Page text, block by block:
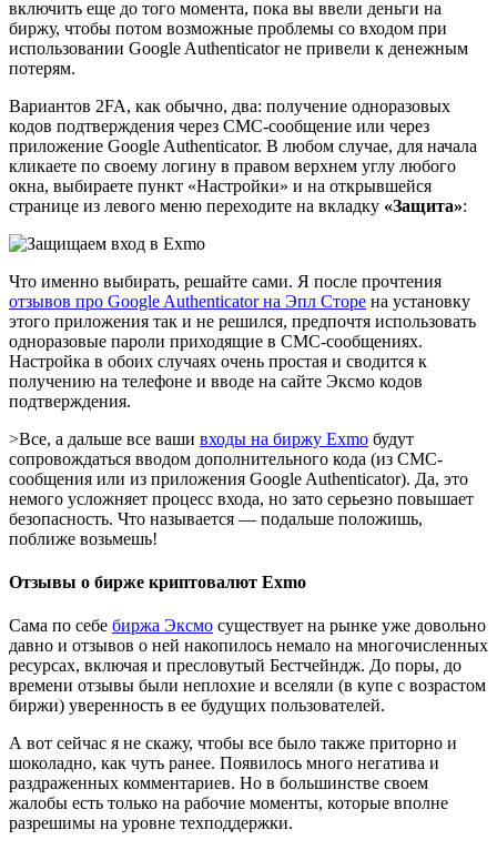
включить еще до того момента, пока вы ввели деньги на
биржу, чтобы потом возможные проблемы со входом при
использовании Google Authenticator не привели к денежным
потерям.
Вариантов 2FA, как обычно, два: получение одноразовых
кодов подтверждения через СМС-сообщение или через
приложение Google Authenticator. В любом случае, для начала
кликаете по своему логину в правом верхнем углу любого
окна, выбираете пункт «Настройки» и на открывшейся
странице из левого меню переходите на вкладку «Защита»:
Что именно выбирать, решайте сами. Я после прочтения
отзывов про Google Authenticator на Эпл Сторе на установку
этого приложения так и не решился, предпочтя использовать
одноразовые пароли приходящие в СМС-сообщениях.
Настройка в обоих случаях очень простая и сводится к
получению на телефоне и вводе на сайте Эксмо кодов
подтверждения.
>Все, а дальше все ваши входы на биржу Exmo будут
сопровождаться вводом дополнительного кода (из СМС-
сообщения или из приложения Google Authenticator). Да, это
немого усложняет процесс входа, но зато серьезно повышает
безопасность. Что называется — подальше положишь,
поближе возьмешь!
Отзывы о бирже криптовалют Exmo
Сама по себе биржа Эксмо существует на рынке уже довольно
давно и отзывов о ней накопилось немало на многочисленных
ресурсах, включая и пресловутый Бестчейндж. До поры, до
времени отзывы были неплохие и вселяли (в купе с возрастом
биржи) уверенность в ее будущих пользователей.
А вот сейчас я не скажу, чтобы все было также приторно и
шоколадно, как чуть ранее. Появилось много негатива и
раздраженных комментариев. Но в большинстве своем
жалобы есть только на рабочие моменты, которые вполне
разрешимы на уровне техподдержки.